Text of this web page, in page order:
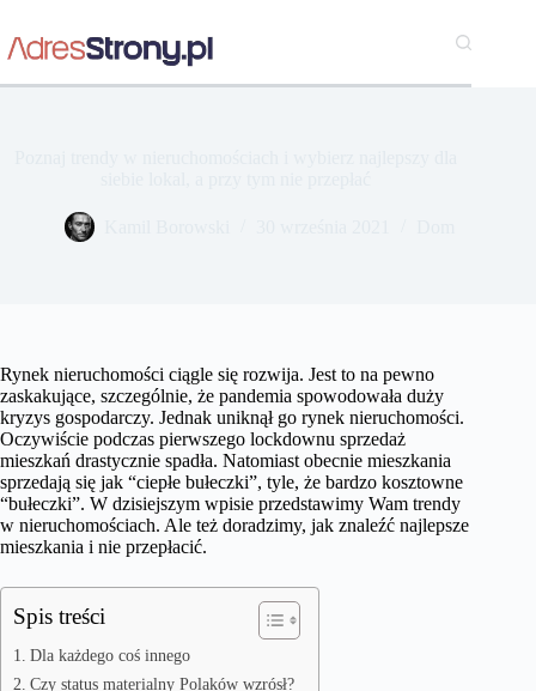
treści
Rynek nieruchomości ciągle się rozwija. Jest to na pewno
zaskakujące, szczególnie, że pandemia spowodowała duży
kryzys gospodarczy. Jednak uniknął go rynek nieruchomości.
Oczywiście podczas pierwszego lockdownu sprzedaż
mieszkań drastycznie spadła. Natomiast obecnie mieszkania
sprzedają się jak “ciepłe bułeczki”, tyle, że bardzo kosztowne
“bułeczki”. W dzisiejszym wpisie przedstawimy Wam trendy
w nieruchomościach. Ale też doradzimy, jak znaleźć najlepsze
mieszkania i nie przepłacić.
Spis treści
Dla każdego coś innego
Czy status materialny Polaków wzrósł?